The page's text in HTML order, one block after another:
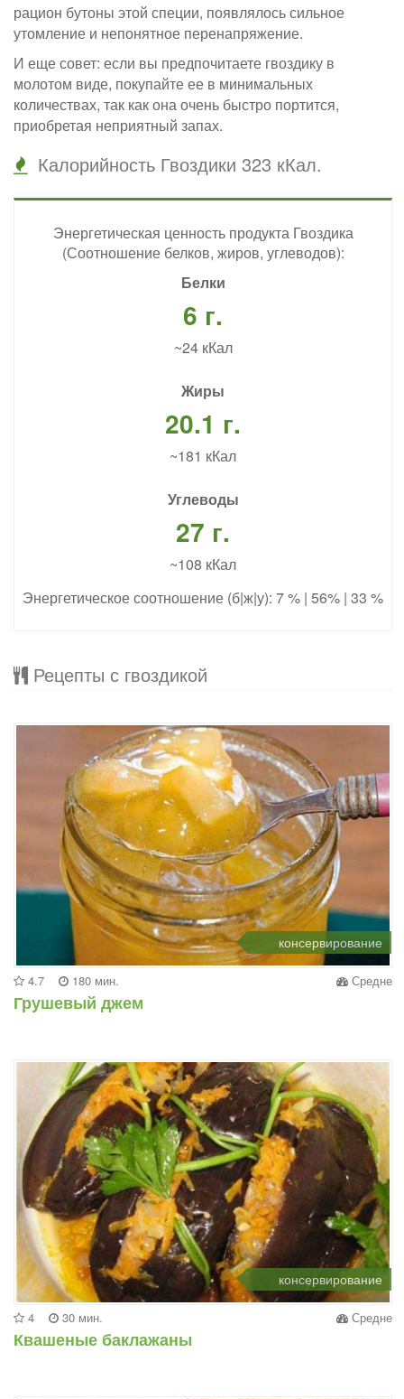
рацион бутоны этой специи, появлялось сильное
утомление и непонятное перенапряжение.
И еще совет: если вы предпочитаете гвоздику в
молотом виде, покупайте ее в минимальных
количествах, так как она очень быстро портится,
приобретая неприятный запах.
Калорийность Гвоздики 323 кКал.
Энергетическая ценность продукта Гвоздика
(Соотношение белков, жиров, углеводов):
Белки
6 г.
~24 кКал
Жиры
20.1 г.
~181 кКал
Углеводы
27 г.
~108 кКал
Энергетическое соотношение (б|ж|у): 7 % | 56% | 33 %
Рецепты с гвоздикой
консервирование
4.7 180 мин. Средне
Грушевый джем
консервирование
4 30 мин. Средне
Квашеные баклажаны